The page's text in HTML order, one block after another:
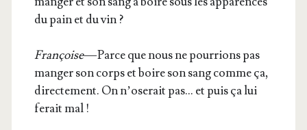
du pain et du vin ?
Fran­çoise— Parce que nous ne pour­rions pas
man­ger son corps et boire son sang comme ça,
direc­te­ment. On n’o­se­rait pas… et puis ça lui
ferait mal !